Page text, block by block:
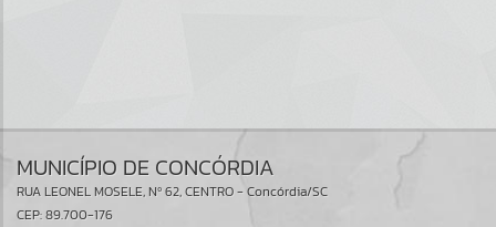
MUNICÍPIO DE CONCÓRDIA
RUA LEONEL MOSELE, Nº 62, CENTRO - Concórdia/SC
CEP: 89.700-176